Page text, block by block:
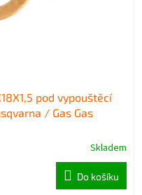
pod vypouštěcí
/ Gas Gas
Skladem
Do košíku